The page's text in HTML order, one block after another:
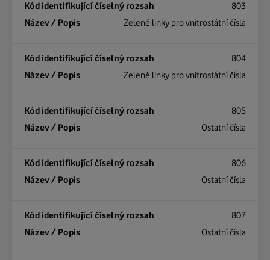
803
Zelené linky pro vnitrostátní čísla
804
Zelené linky pro vnitrostátní čísla
805
Ostatní čísla
806
Ostatní čísla
807
Ostatní čísla